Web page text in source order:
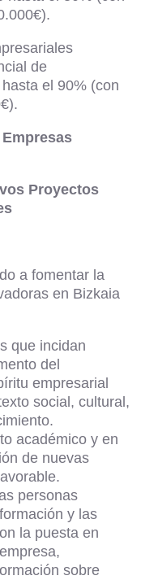
de
el 90% (con
Proyectos
a fomentar la
en Bizkaia
que incidan
del
empresarial
social, cultural,
académico y en
de nuevas
personas
y las
la puesta en
sobre